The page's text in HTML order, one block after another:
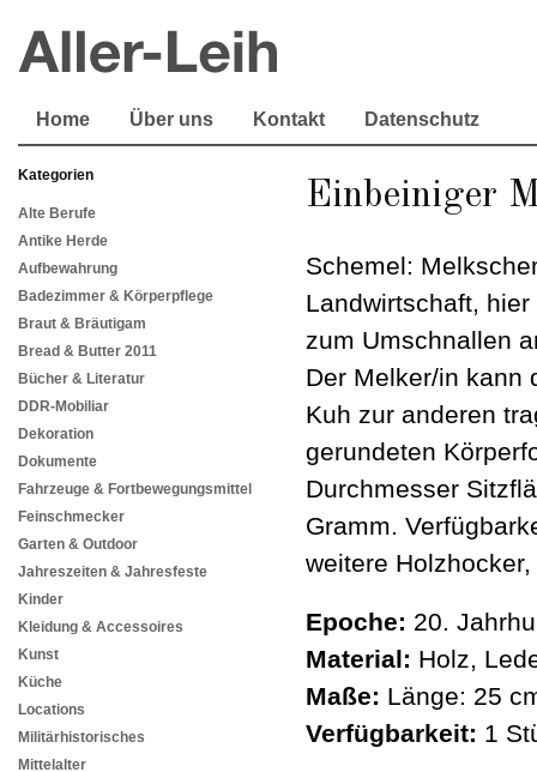
Home Über uns Kontakt Datenschutz
Kategorien
Alte Berufe
Antike Herde
Aufbewahrung
Badezimmer & Körperpflege
Braut & Bräutigam
Bread & Butter 2011
Bücher & Literatur
DDR-Mobiliar
Dekoration
Dokumente
Fahrzeuge & Fortbewegungsmittel
Feinschmecker
Garten & Outdoor
Jahreszeiten & Jahresfeste
Kinder
Kleidung & Accessoires
Kunst
Küche
Locations
Militärhistorisches
Mittelalter
Einbeiniger
Schemel:
Landwirtschaft,
zum Umschnallen
Der Melker/in kann
Kuh zur anderen
gerundeten
Durchmesser
Gramm.
weitere
Epoche: 20.
Material: Holz,
Maße: Länge: 25
Verfügbarkeit: 1